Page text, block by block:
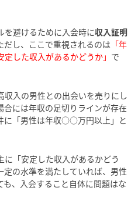
を避けるために入会時に収入証明
し、ここで重視されるのは 「年
した収入があるかどうか」 で
入の男性との出会いを売りにし
には年収の足切りラインが存在
に「男性は年収○○万円以上」と
に「安定した収入があるかどう
の水準を満たしていれば、男性
、入会すること自体に問題はな